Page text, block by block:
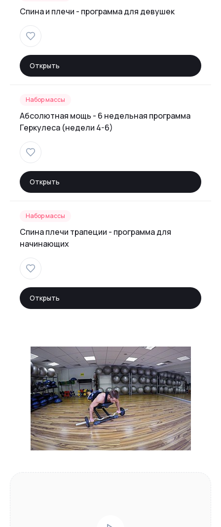
Спина и плечи - программа для девушек
Открыть
Набор массы
Абсолютная мощь - 6 недельная программа
Геркулеса (недели 4-6)
Открыть
Набор массы
Спина плечи трапеции - программа для
начинающих
Открыть